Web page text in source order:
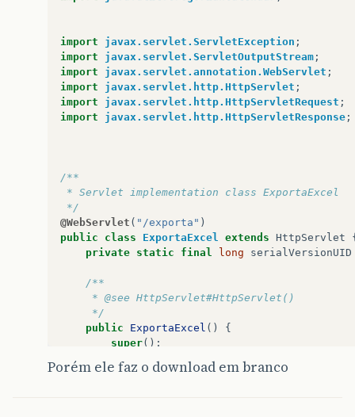
import javax.servlet.ServletException ;
import
javax.servlet.ServletOutputStream ;
import
javax.servlet.annotation.WebServlet ;
import
javax.servlet.http.HttpServlet ;
import
javax.servlet.http.HttpServletRequest ;
import
javax.servlet.http.HttpServletResponse ;
/**
* Servlet implementation class ExportaExcel
*/
@WebServlet ( "/exporta" )
public
class ExportaExcel extends HttpServlet
private static final long serialVersionUID
/**
     * @see HttpServlet#HttpServlet()
     */
public
ExportaExcel ()
{
super();
}
Porém ele faz o download em branco